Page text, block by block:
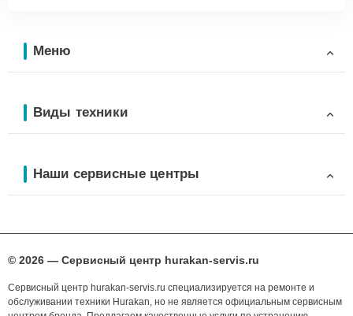
Меню
Виды техники
Наши сервисные центры
© 2026 — Сервисный центр hurakan-servis.ru
Сервисный центр hurakan-servis.ru специализируется на ремонте и
обслуживании техники Hurakan, но не является официальным сервисным